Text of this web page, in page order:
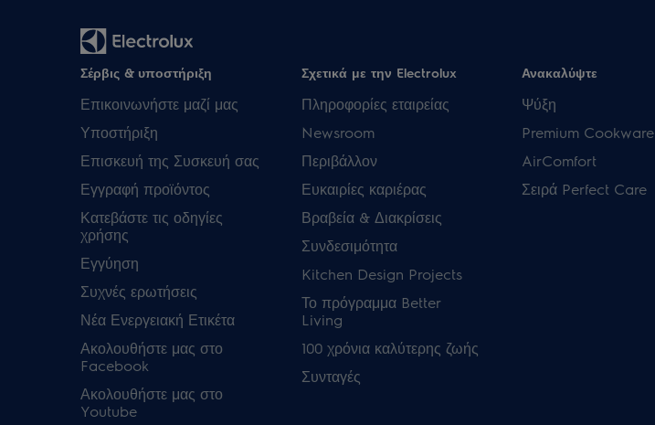
Σέρβις & υποστήριξη
Επικοινωνήστε μαζί μας
Υποστήριξη
Επισκευή της Συσκευή σας
Εγγραφή προϊόντος
Κατεβάστε τις οδηγίες
χρήσης
Εγγύηση
Συχνές ερωτήσεις
Νέα Ενεργειακή Ετικέτα
Ακολουθήστε μας στο
Facebook
Ακολουθήστε μας στο
Youtube
Σχετικά με την Electrolux
Πληροφορίες εταιρείας
Newsroom
Περιβάλλον
Ευκαιρίες καριέρας
Βραβεία & Διακρίσεις
Συνδεσιμότητα
Kitchen Design Projects
Το πρόγραμμα Better
Living
100 χρόνια καλύτερης ζωής
Συνταγές
Ανακαλύψτε
Ψύξη
Premium Cookware
AirComfort
Σειρά Perfect Care